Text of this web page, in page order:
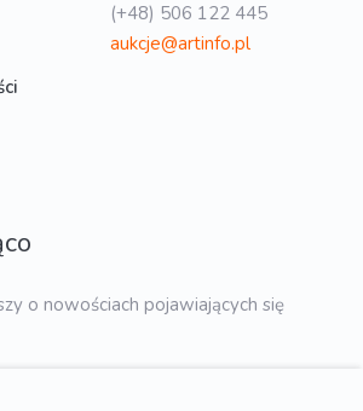
(+48) 506 122 445
aukcje@artinfo.pl
o nowościach pojawiających się